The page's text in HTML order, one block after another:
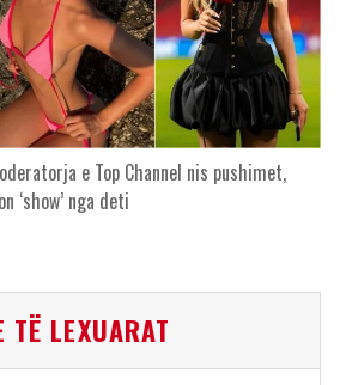
e Top Channel nis pushimet,
‘show’ nga deti
TË LEXUARAT